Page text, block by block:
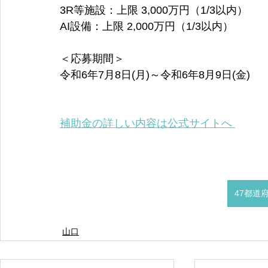
3R等施設：上限 3,000万円（1/3以内）
AI設備：上限 2,000万円（1/3以内）
＜応募期間＞
令和6年7月8日(月)～令和6年8月9日(金)
補助金の詳しい内容は公式サイトへ
47都道
山口